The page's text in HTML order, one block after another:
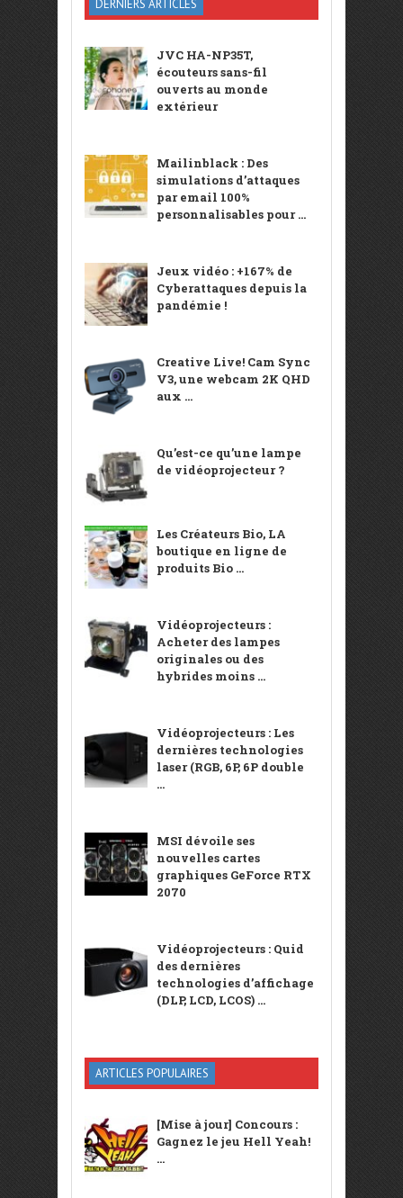
DERNIERS ARTICLES
JVC HA-NP35T,
écouteurs sans-fil
ouverts au monde
extérieur
Mailinblack : Des
simulations d’attaques
par email 100%
personnalisables pour ...
Jeux vidéo : +167% de
Cyberattaques depuis la
pandémie !
Creative Live! Cam Sync
V3, une webcam 2K QHD
aux ...
Qu’est-ce qu’une lampe
de vidéoprojecteur ?
Les Créateurs Bio, LA
boutique en ligne de
produits Bio ...
Vidéoprojecteurs :
Acheter des lampes
originales ou des
hybrides moins ...
Vidéoprojecteurs : Les
dernières technologies
laser (RGB, 6P, 6P double
...
MSI dévoile ses
nouvelles cartes
graphiques GeForce RTX
2070
Vidéoprojecteurs : Quid
des dernières
technologies d’affichage
(DLP, LCD, LCOS) ...
ARTICLES POPULAIRES
[Mise à jour] Concours :
Gagnez le jeu Hell Yeah!
...